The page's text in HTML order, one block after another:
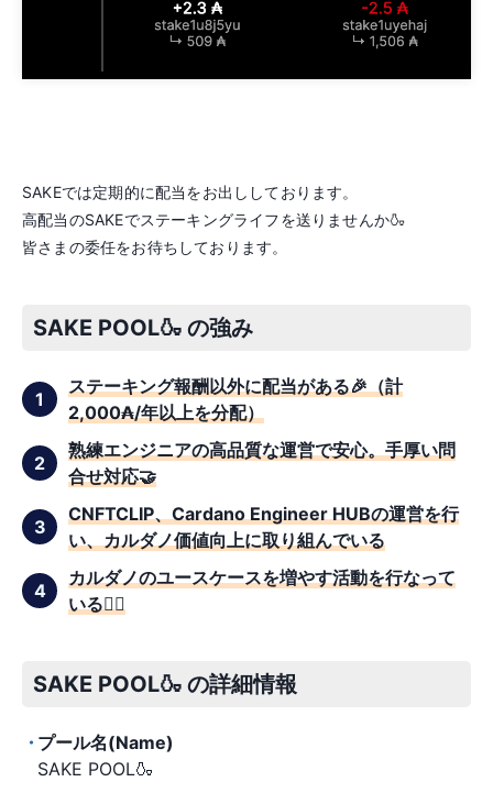
SAKEでは定期的に配当をお出ししております。
高配当のSAKEでステーキングライフを送りませんか🍶
皆さまの委任をお待ちしております。
SAKE POOL🍶 の強み
ステーキング報酬以外に配当がある🎉（計
2,000₳/年以上を分配）
熟練エンジニアの高品質な運営で安心。手厚い問
合せ対応🤝
CNFTCLIP、Cardano Engineer HUBの運営を行
い、カルダノ価値向上に取り組んでいる
カルダノのユースケースを増やす活動を行なって
いる🏃‍♂️
SAKE POOL🍶 の詳細情報
プール名(Name)
SAKE POOL🍶